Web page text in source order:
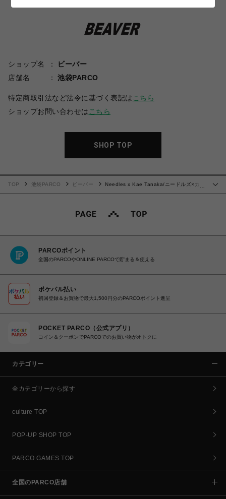
ショップ名
ビーバー
店舗名
池袋PARCO
特定商取引法など法令に基づく表記は こちら
ショップお問い合わせは こちら
SHOP TOP
TOP 池袋PARCO ビーバー
Needles x Kae Tanaka/ニードルズ×カエ
PARCOポイント
全国のPARCOやONLINE PARCOで貯まる＆使える
ポケパル払い
初回登録＆お買物で最大1,500円分のPARCOポイント進呈
POCKET PARCO（公式アプリ）
コイン＆クーポンでPARCOでのお買い物がオトクに
カテゴリー
全カテゴリーから探す
culture TOP
POP-UP SHOP TOP
PARCO GAMES TOP
全国のPARCO店舗